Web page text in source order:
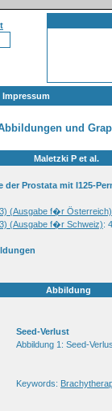
Impressum
und
Maletzki P et al.
Prostata mit I125-
(Ausgabe f�r Österreich)
(Ausgabe f�r Schweiz):
Abbildung
Seed-Verlust
Abbildung 1: Seed-
Keywords: